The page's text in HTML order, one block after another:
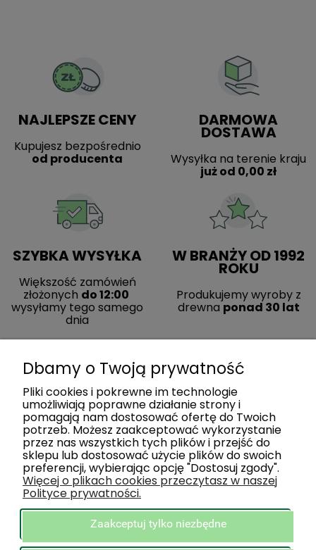
NAJLEPSZE CENY
Kupujesz bezpośrednio
od producenta
DARMOWA
DOSTAWA
Wysyłka na terenie kraju
już od 0,00 zł
SZYBKA WYSYŁKA
Większość zamówień
złożonych do 12:00
wysyłamy tego samego
dnia
W BRANŻY OD 1992
ROKU
Produkujemy wyroby z
drewna ponad 30 lat
ZAKUPY
POMOC
INFORMACJE
Dbamy o Twoją prywatność
Pliki cookies i pokrewne im technologie
umożliwiają poprawne działanie strony i
pomagają nam dostosować ofertę do Twoich
potrzeb. Możesz zaakceptować wykorzystanie
przez nas wszystkich tych plików i przejść do
sklepu lub dostosować użycie plików do swoich
preferencji, wybierając opcję "Dostosuj zgody".
Więcej o plikach cookies przeczytasz w naszej
Polityce prywatności.
Zaakceptuj tylko niezbędne